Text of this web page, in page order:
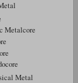
Metalcore
Metal